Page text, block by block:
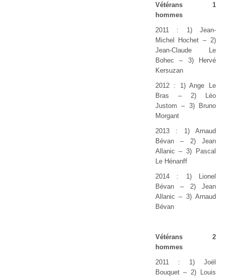
Vétérans 1
hommes
2011 : 1) Jean-
Michel Hochet – 2)
Jean-Claude Le
Bohec – 3) Hervé
Kersuzan
2012 : 1) Ange Le
Bras – 2) Léo
Justom – 3) Bruno
Morgant
2013 : 1) Arnaud
Bévan–2) Jean
Allanic–3) Pascal
Le Hénanff
2014 : 1) Lionel
Bévan– 2) Jean
Allanic–3) Arnaud
Bévan
Vétérans 2
hommes
2011 : 1) Joël
Bouquet–2) Louis